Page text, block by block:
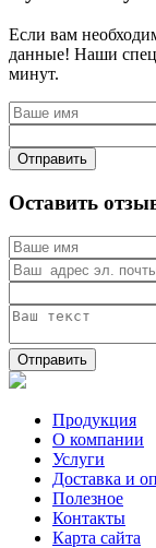
Если вам
данные! Наши
минут.
Отправить
Оставить
Отправить
Продукция
О компании
Услуги
Доставка и
Полезное
Контакты
Карта сайта